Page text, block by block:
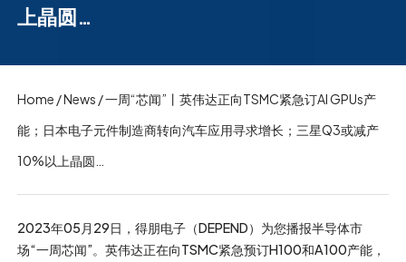
上晶圆…
Home /News /一周“芯闻”丨英伟达正向TSMC紧急订AI GPUs产
能；日本电子元件制造商转向汽车应用寻求增长；三星Q3或减产
10%以上晶圆…
2023年05月29日，得朋电子（DEPEND）为您播报半导体市
场“一周芯闻”。英伟达正在向TSMC紧急预订H100和A100产能，